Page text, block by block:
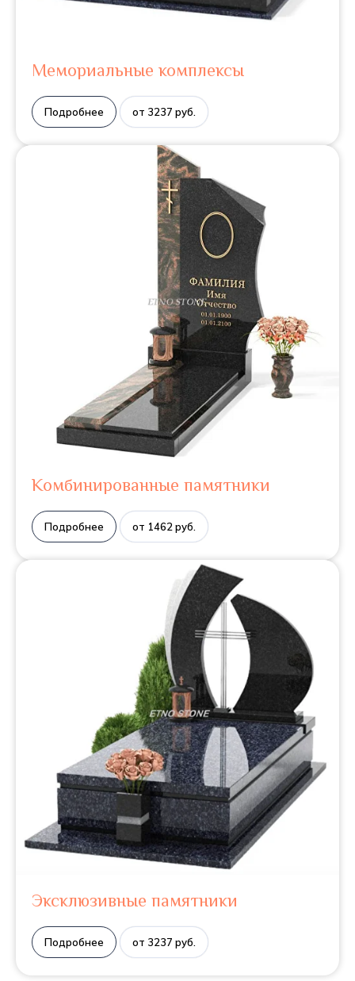
Мемориальные комплексы
Подробнее от 3237 руб.
Комбинированные памятники
Подробнее от 1462 руб.
Эксклюзивные памятники
Подробнее от 3237 руб.